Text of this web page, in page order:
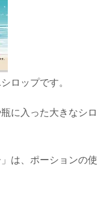
ロップです。
に入った大きなシロ
は、ポーションの使